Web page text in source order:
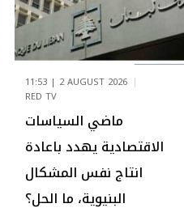
11:53 | 2 AUGUST 2026
RED TV
ماضي السياسات
الاقتصادية يهدد باعادة
انتاج نفس المشكال
البنيوية، ما الحل؟